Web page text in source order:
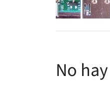
No